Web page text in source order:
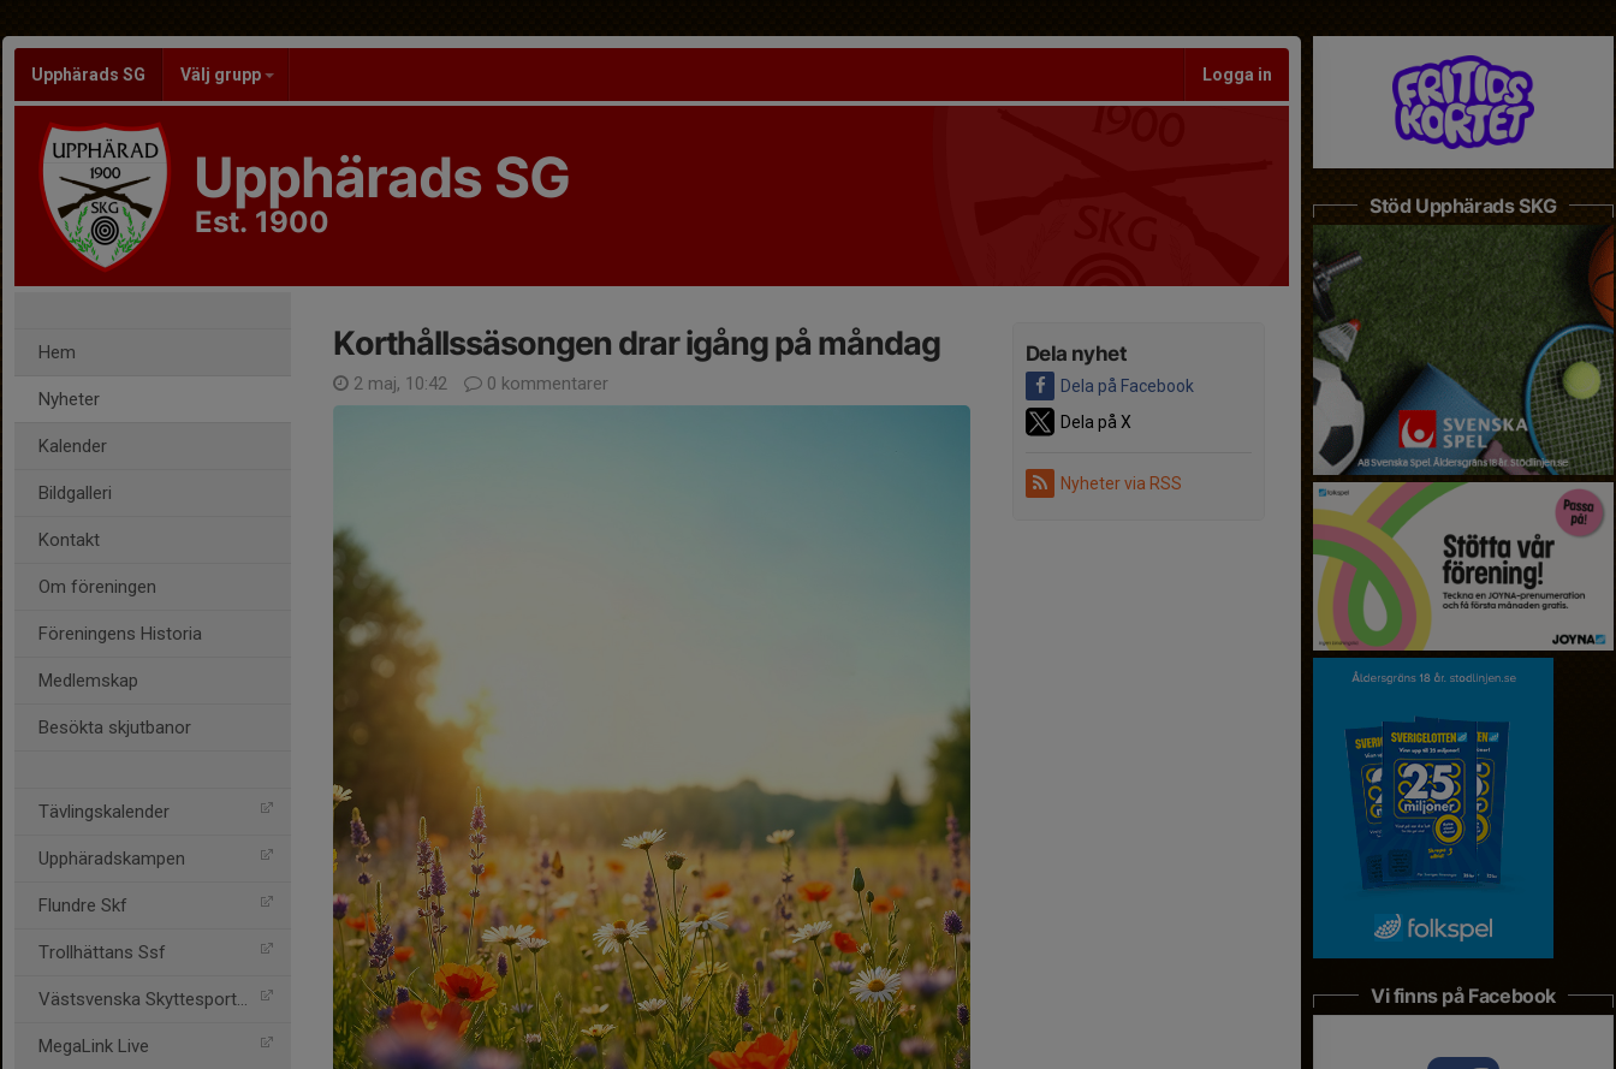
Upphärads SG Välj grupp Logga in
Upphärads SG
Est. 1900
Hem
Nyheter
Kalender
Bildgalleri
Kontakt
Om föreningen
Föreningens Historia
Medlemskap
Besökta skjutbanor
Tävlingskalender
Upphäradskampen
Flundre Skf
Trollhättans Ssf
Västsvenska Skyttesportfö
MegaLink Live
Dela nyhet
Dela på Facebook
Dela på X
Nyheter via RSS
Korthållssäsongen drar igång på måndag
2 maj, 10:42 0 kommentarer
Stöd Upphärads SKG
Vi finns på Facebook